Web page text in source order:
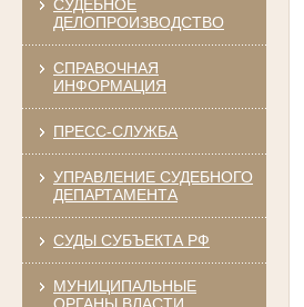
СУДЕБНОЕ
ДЕЛОПРОИЗВОДСТВО
СПРАВОЧНАЯ
ИНФОРМАЦИЯ
ПРЕСС-СЛУЖБА
УПРАВЛЕНИЕ СУДЕБНОГО
ДЕПАРТАМЕНТА
СУДЫ СУБЪЕКТА РФ
МУНИЦИПАЛЬНЫЕ
ОРГАНЫ ВЛАСТИ